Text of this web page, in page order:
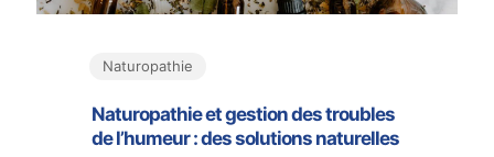
Naturopathie
Naturopathie et gestion des troubles
de l’humeur : des solutions naturelles